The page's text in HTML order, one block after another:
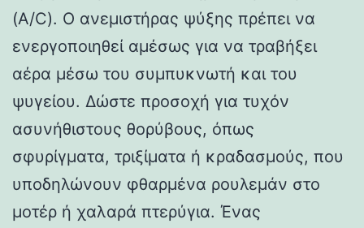
(A/C). Ο ανεμιστήρας ψύξης πρέπει να
ενεργοποιηθεί αμέσως για να τραβήξει
αέρα μέσω του συμπυκνωτή και του
ψυγείου. Δώστε προσοχή για τυχόν
ασυνήθιστους θορύβους, όπως
σφυρίγματα, τριξίματα ή κραδασμούς, που
υποδηλώνουν φθαρμένα ρουλεμάν στο
μοτέρ ή χαλαρά πτερύγια. Ένας